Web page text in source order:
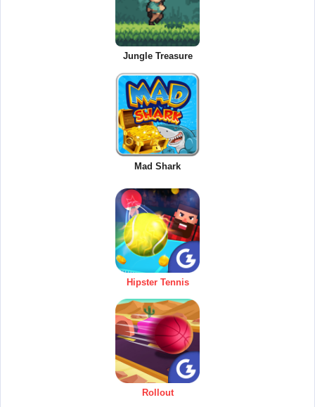
Jungle Treasure
Mad Shark
Hipster Tennis
Rollout